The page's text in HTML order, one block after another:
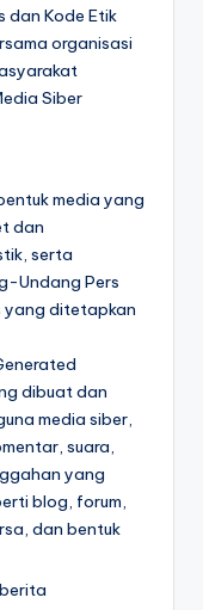
dan Kode Etik
organisasi
Siber
media yang
dan
serta
Undang Pers
yang ditetapkan
dibuat dan
media siber,
suara,
yang
blog, forum,
dan bentuk